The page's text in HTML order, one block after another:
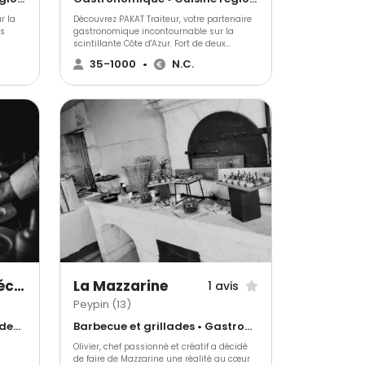
la
Découvrez PAKAT Traiteur, votre partenaire
gastronomique incontournable sur la
scintillante Côte d'Azur. Fort de deux
décennies d'expérience internationale,
nous transformons chaque événement en
35-1000 • N.C.
Esprit Méditerranée Réceptions
Antillais • Barbecue et grillades • Gastronomique
La Mazzarine 1 avis
Peypin (13)
Barbecue et grillades • Gastronomique • Cuisine régionale
Olivier, chef passionné et créatif a décidé
de faire de Mazzarine une réalité au cœur